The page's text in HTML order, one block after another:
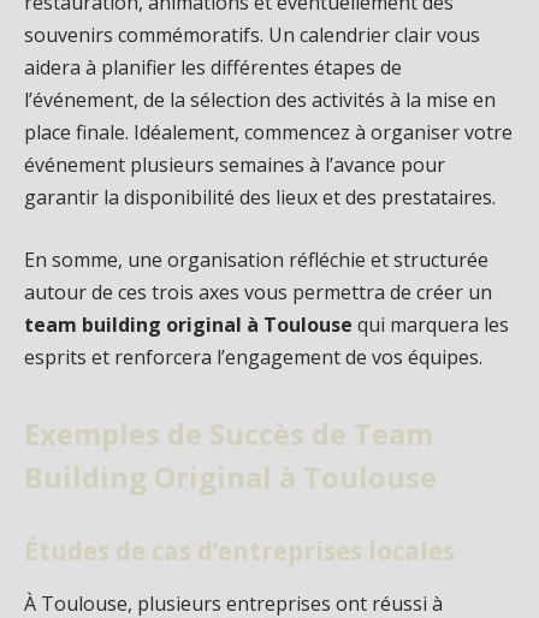
souvenirs commémoratifs. Un calendrier clair vous
aidera à planifier les différentes étapes de
l’événement, de la sélection des activités à la mise en
place finale. Idéalement, commencez à organiser votre
événement plusieurs semaines à l’avance pour
garantir la disponibilité des lieux et des prestataires.
En somme, une organisation réfléchie et structurée
autour de ces trois axes vous permettra de créer un
team building original à Toulouse qui marquera les
esprits et renforcera l’engagement de vos équipes.
Exemples de Succès de Team
Building Original à Toulouse
Études de cas d’entreprises locales
À Toulouse, plusieurs entreprises ont réussi à